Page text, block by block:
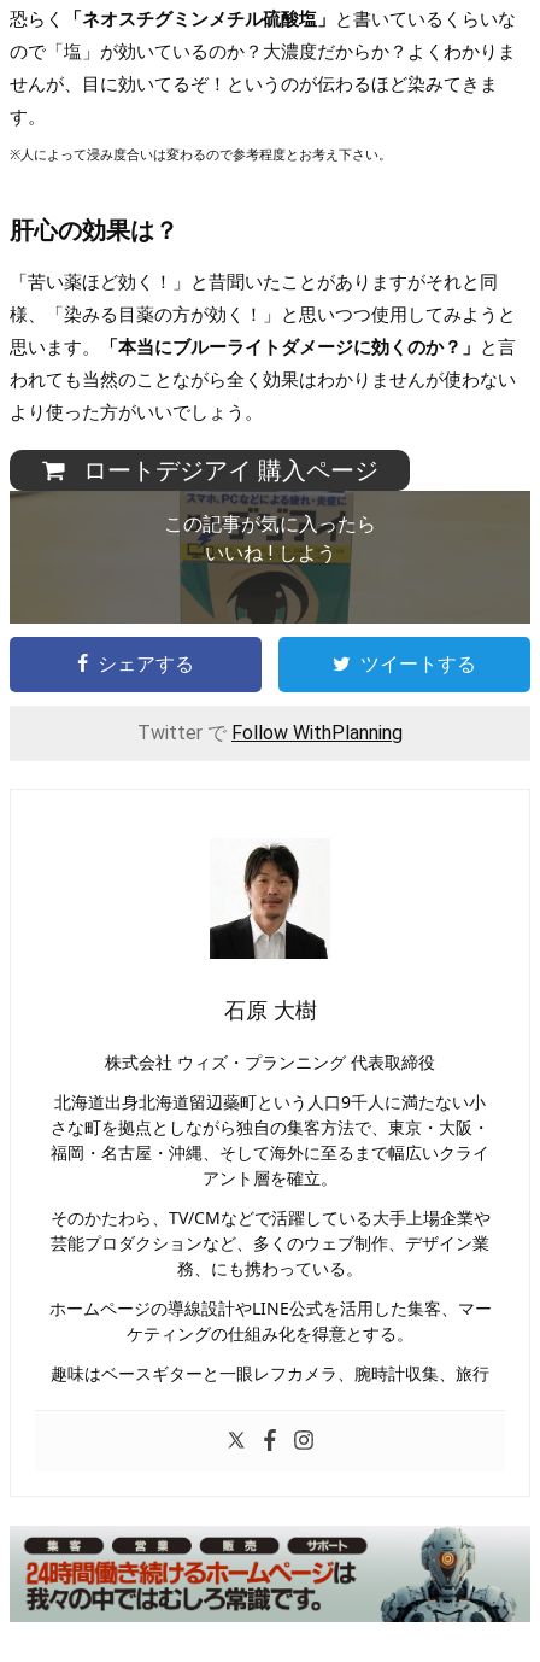
恐らく 「ネオスチグミンメチル硫酸塩」 と書いているくらいな
ので「塩」が効いているのか？大濃度だからか？よくわかりま
せんが、目に効いてるぞ！というのが伝わるほど染みてきま
す。
※人によって浸み度合いは変わるので参考程度とお考え下さい。
肝心の効果は？
「苦い薬ほど効く！」と昔聞いたことがありますがそれと同
様、「染みる目薬の方が効く！」と思いつつ使用してみようと
思います。
「本当にブルーライトダメージに効くのか？」 と言
われても当然のことながら全く効果はわかりませんが使わない
より使った方がいいでしょう。
ロートデジアイ 購入ページ
この記事が気に入ったら
いいね ! しよう
シェアする ツイートする
Twitter で Follow WithPlanning
石原 大樹
株式会社 ウィズ・プランニング 代表取締役
北海道出身北海道留辺蘂町という人口9千人に満たない小
さな町を拠点としながら独自の集客方法で、東京・大阪・
福岡・名古屋・沖縄、そして海外に至るまで幅広いクライ
アント層を確立。
そのかたわら、TV/CMなどで活躍している大手上場企業や
芸能プロダクションなど、多くのウェブ制作、デザイン業
務、にも携わっている。
ホームページの導線設計やLINE公式を活用した集客、マー
ケティングの仕組み化を得意とする。
趣味はベースギターと一眼レフカメラ、腕時計収集、旅行